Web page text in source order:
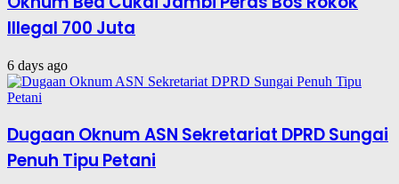
Illegal 700 Juta
6 days ago
Dugaan Oknum ASN Sekretariat DPRD Sungai
Penuh Tipu Petani